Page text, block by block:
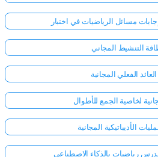
التنشيط المجاني
الفعلي المجانية
لخاصية الجمع للأطوال
الأديباتيكية المجانية
رياضيات بالذكاء الاصطناعي